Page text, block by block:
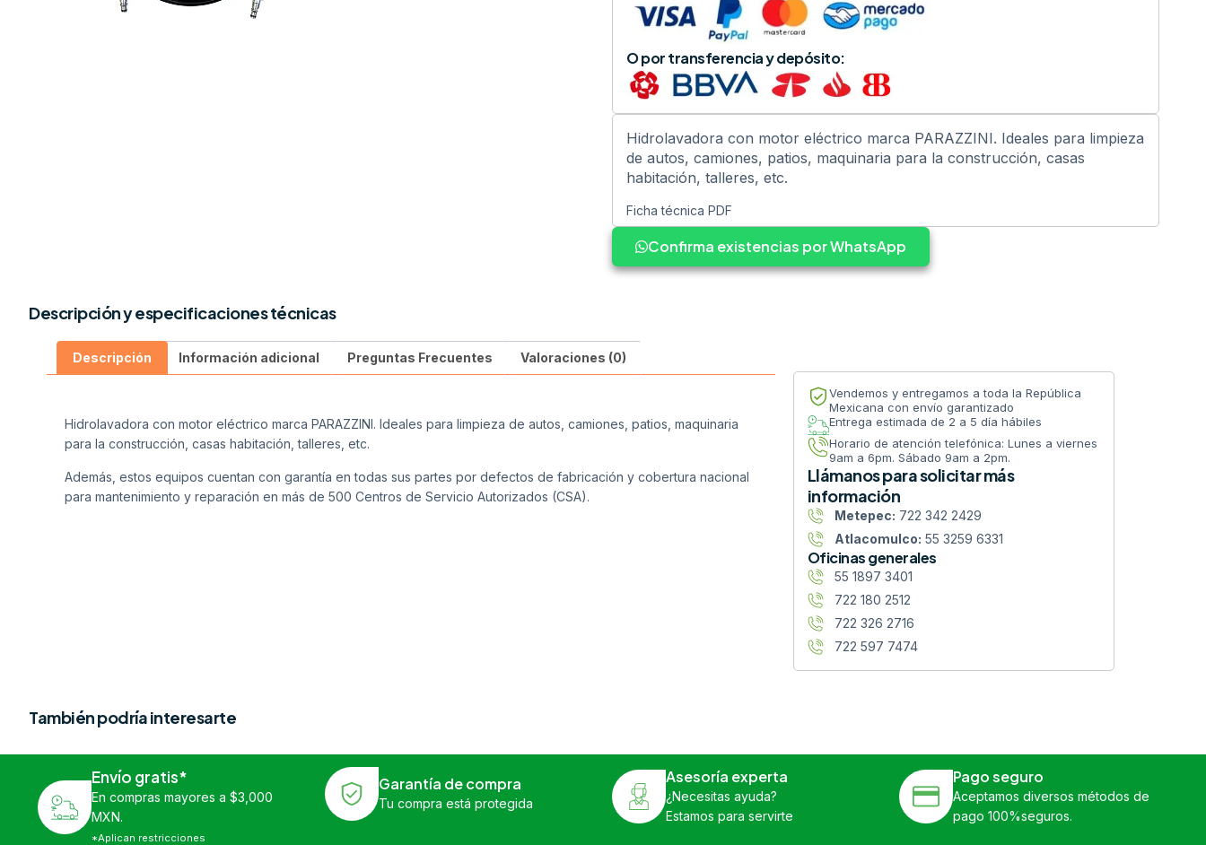
O por transferencia y depósito:
Hidrolavadora con motor eléctrico marca PARAZZINI. Ideales para limpieza
de autos, camiones, patios, maquinaria para la construcción, casas
habitación, talleres, etc.
Ficha técnica PDF
Confirma existencias por WhatsApp
Descripción y especificaciones técnicas
Descripción Información adicional Preguntas Frecuentes Valoraciones (0)
Hidrolavadora con motor eléctrico marca PARAZZINI. Ideales para limpieza de autos, camiones, patios, maquinaria
para la construcción, casas habitación, talleres, etc.
Además, estos equipos cuentan con garantía en todas sus partes por defectos de fabricación y cobertura nacional
para mantenimiento y reparación en más de 500 Centros de Servicio Autorizados (CSA).
Vendemos y entregamos a toda la República
Mexicana con envío garantizado
Entrega estimada de 2 a 5 día hábiles
Horario de atención telefónica: Lunes a viernes
9am a 6pm. Sábado 9am a 2pm.
Llámanos para solicitar más
información
Metepec: 722 342 2429
Atlacomulco: 55 3259 6331
Oficinas generales
55 1897 3401
722 180 2512
722 326 2716
722 597 7474
También podría interesarte
Envío gratis*
En compras mayores a $3,000
MXN.
*Aplican restricciones
Garantía de compra
Tu compra está protegida
Asesoría experta
¿Necesitas ayuda?
Estamos para servirte
Pago seguro
Aceptamos diversos métodos de
pago 100%seguros.